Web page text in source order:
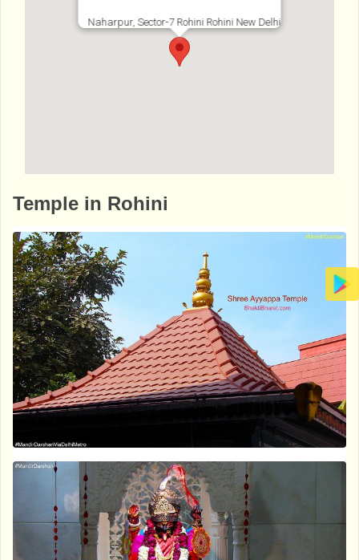
Naharpur, Sector-7 Rohini Rohini New Delhi
miki-mandir-rohini
Temple in Rohini